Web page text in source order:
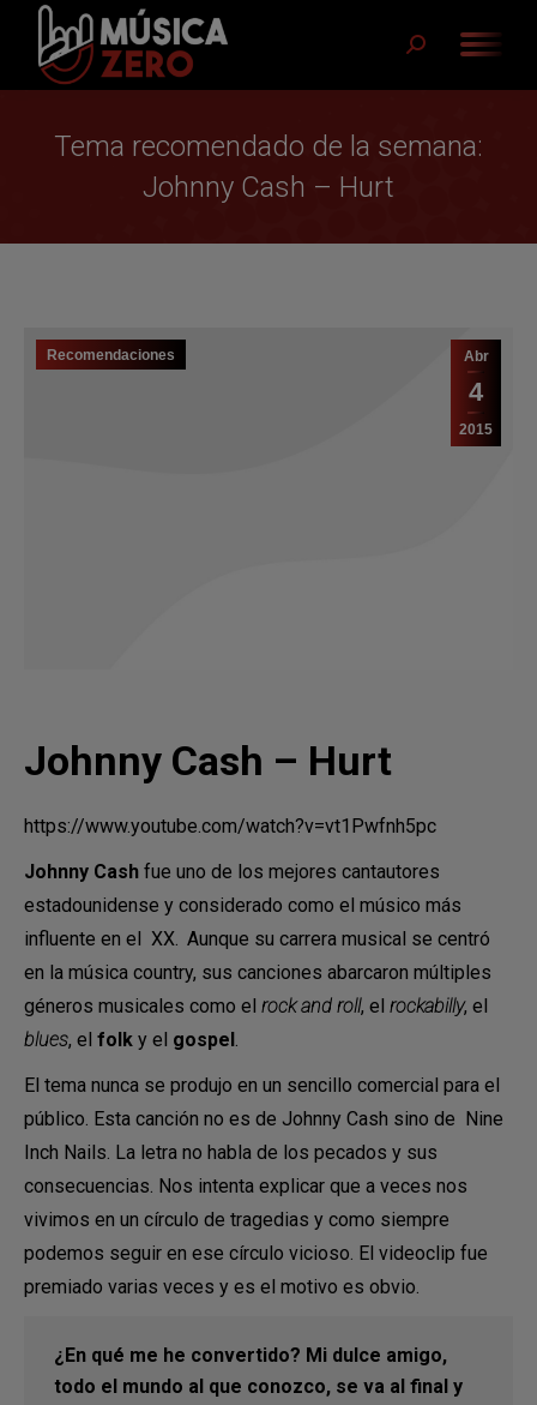
Buscar:
Tema recomendado de la semana:
Johnny Cash – Hurt
Abr
4
2015
Recomendaciones
Johnny Cash – Hurt
https://www.youtube.com/watch?v=vt1Pwfnh5pc
Johnny Cash fue uno de los mejores cantautores
estadounidense y considerado como el músico más
influente en el XX. Aunque su carrera musical se centró
en la música country, sus canciones abarcaron múltiples
géneros musicales como el rock and roll, el rockabilly, el
blues, el folk y el gospel .
El tema nunca se produjo en un sencillo comercial para el
público. Esta canción no es de Johnny Cash sino de Nine
Inch Nails. La letra no habla de los pecados y sus
consecuencias. Nos intenta explicar que a veces nos
vivimos en un círculo de tragedias y como siempre
podemos seguir en ese círculo vicioso. El videoclip fue
premiado varias veces y es el motivo es obvio.
¿En qué me he convertido? Mi dulce amigo,
todo el mundo al que conozco, se va al final y